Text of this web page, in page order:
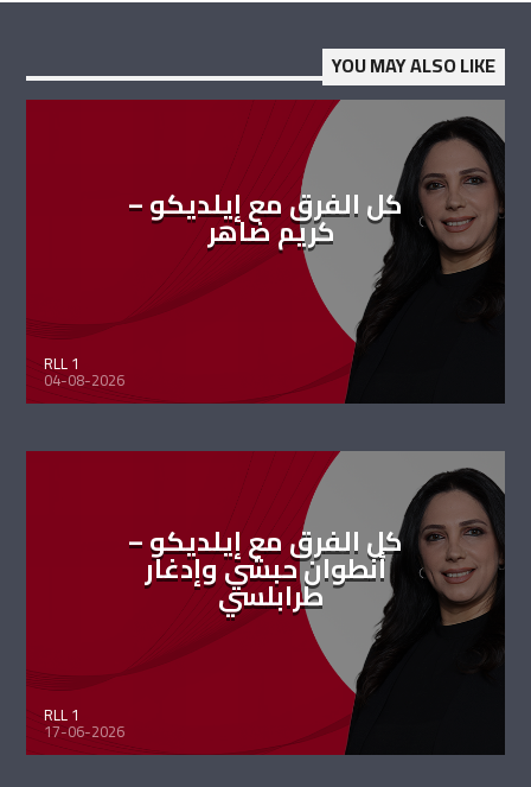
YOU MAY ALSO LIKE
كل الفرق مع إيلديكو –
كريم ضاهر
RLL 1
04-08-2026
كل الفرق مع إيلديكو –
أنطوان حبشي وإدغار
طرابلسي
RLL 1
17-06-2026